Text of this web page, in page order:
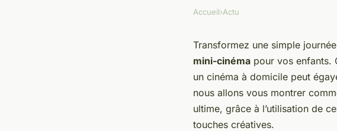
Comment créer un mini-
domicile pour les enfants
Accueil›Actu
Transformez une simple
mini-cinéma pour vos enfants.
un cinéma à domicile peut
nous allons vous montrer
ultime, grâce à l’utilisation de
touches créatives.